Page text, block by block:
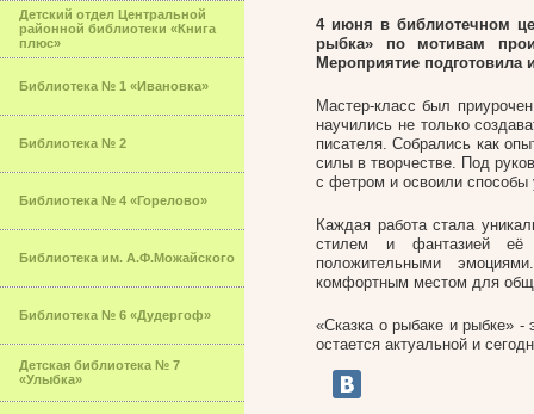
Детский отдел Центральной
районной библиотеки «Книга
плюс»
Библиотека № 1 «Ивановка»
Библиотека № 2
Библиотека № 4 «Горелово»
Библиотека им. А.Ф.Можайского
Библиотека № 6 «Дудергоф»
Детская библиотека № 7
«Улыбка»
4 июня в библиотечном
рыбка» по мотивам
Мероприятие подготовила
Мастер-класс был
научились не только
писателя. Собрались как
силы в творчестве. Под
с фетром и освоили
Каждая работа стала
стилем и фантазией её
положительными
комфортным местом для
«Сказка о рыбаке и рыбке» -
остается актуальной и